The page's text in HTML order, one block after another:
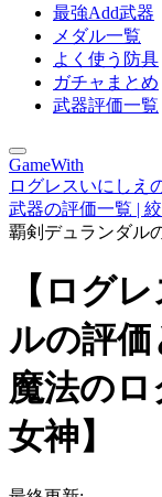
最強Add武器
メダル一覧
よく使う防具
ガチャまとめ
武器評価一覧
GameWith
ログレスいにしえ
武器の評価一覧 |
覇剣デュランダル
【ログ
ルの評価
魔法の
女神】